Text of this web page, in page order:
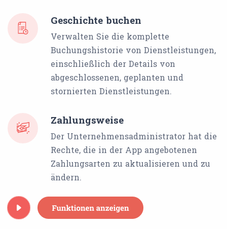
Geschichte buchen
Verwalten Sie die komplette
Buchungshistorie von Dienstleistungen,
einschließlich der Details von
abgeschlossenen, geplanten und
stornierten Dienstleistungen.
Zahlungsweise
Der Unternehmensadministrator hat die
Rechte, die in der App angebotenen
Zahlungsarten zu aktualisieren und zu
ändern.